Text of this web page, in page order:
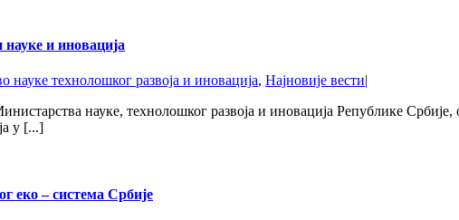
и иновација
науке технолошког развоја и иновација, Најновије вести|
науке, технолошког развоја и иновација Републике
у [...]
еко – система Србије